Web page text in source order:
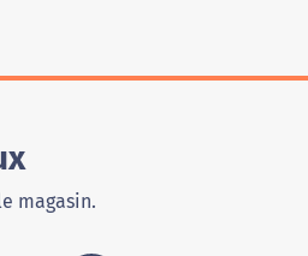
magasin.